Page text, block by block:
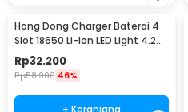
Hong Dong Charger Baterai 4
Slot 18650 Li-Ion LED Light 4.2V
1200mA - MS-404A
Rp32.200
Rp58.900 46%